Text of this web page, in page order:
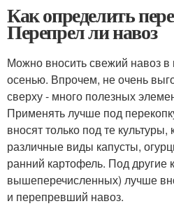
Как определить
Перепрел ли навоз
Можно вносить свежий навоз в
осенью. Впрочем, не очень
сверху - много полезных
Применять лучше под
вносят только под те
различные виды капусты,
ранний картофель. Под другие
вышеперечисленных) лучше
и перепревший навоз.